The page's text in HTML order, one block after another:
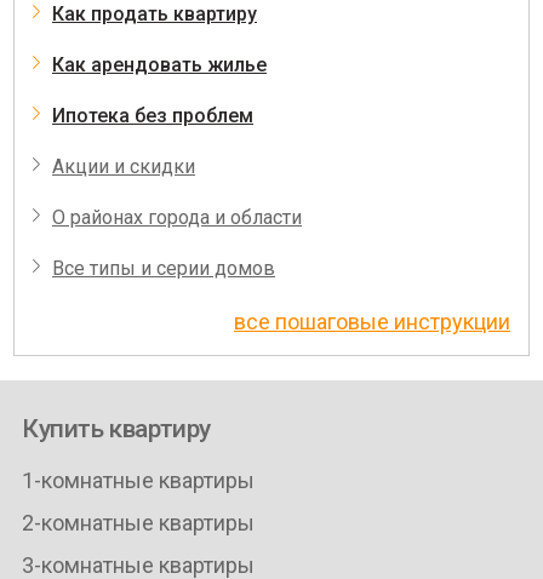
Как продать квартиру
Как арендовать жилье
Ипотека без проблем
Акции и скидки
О районах города и области
Все типы и серии домов
все пошаговые инструкции
Купить квартиру
1-комнатные квартиры
2-комнатные квартиры
3-комнатные квартиры